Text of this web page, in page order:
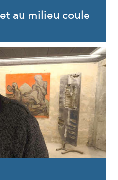
au milieu coule